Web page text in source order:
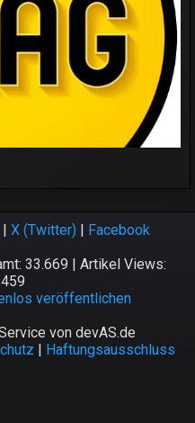
X (Twitter)| Facebook
33.669 | Artikel Views:
veröffentlichen
von devAS.de
| Haftungsausschluss